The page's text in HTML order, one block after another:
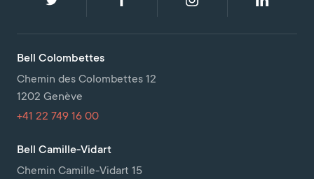
Bell Colombettes
Chemin des Colombettes 12
1202 Genève
+41 22 749 16 00
Bell Camille-Vidart
Chemin Camille-Vidart 15